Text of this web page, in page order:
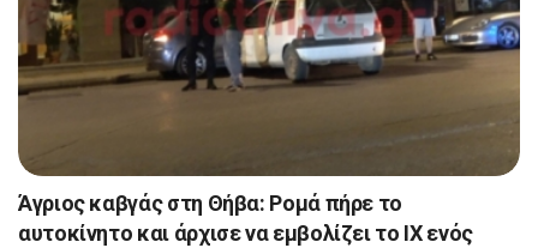
Άγριος καβγάς στη Θήβα: Ρομά πήρε το
αυτοκίνητο και άρχισε να εμβολίζει το ΙΧ ενός